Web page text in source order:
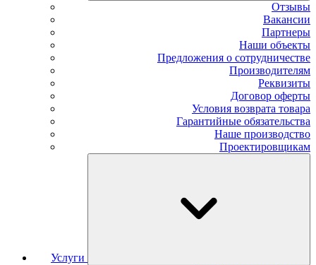
Отзывы
Вакансии
Партнеры
Наши объекты
Предложения о сотрудничестве
Производителям
Реквизиты
Договор оферты
Условия возврата товара
Гарантийные обязательства
Наше производство
Проектировщикам
Услуги